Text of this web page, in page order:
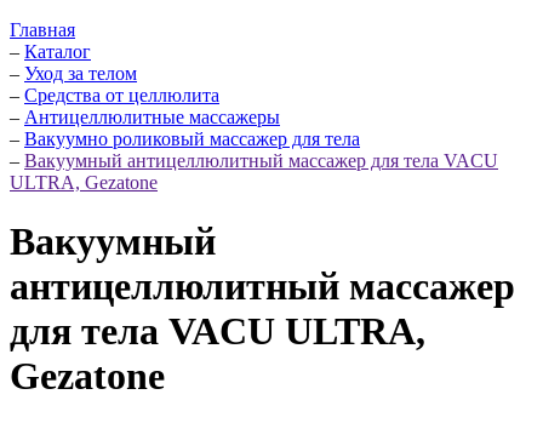
Главная
– Каталог
– Уход за телом
– Средства от целлюлита
– Антицеллюлитные массажеры
– Вакуумно роликовый массажер для тела
– Вакуумный антицеллюлитный массажер для тела VACU
ULTRA, Gezatone
Вакуумный
антицеллюлитный массажер
для тела VACU ULTRA,
Gezatone